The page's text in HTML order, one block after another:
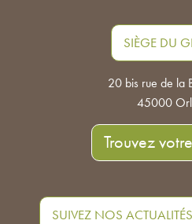
SIÈGE DU
20 bis rue de la
45000
Trouvez
SUIVEZ NOS